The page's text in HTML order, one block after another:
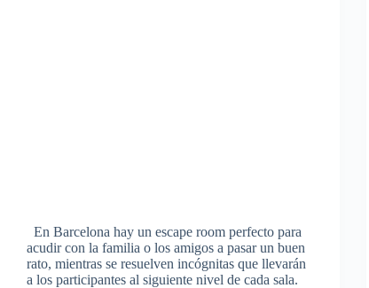
En Barcelona hay un escape room perfecto para
acudir con la familia o los amigos a pasar un buen
rato, mientras se resuelven incógnitas que llevarán
a los participantes al siguiente nivel de cada sala.